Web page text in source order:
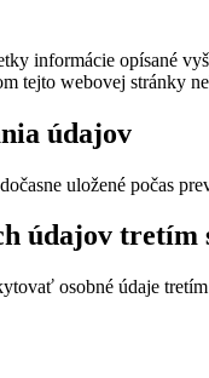
informácie opísané
tejto webovej stránky
údajov
uložené počas
údajov tretím
osobné údaje tretím